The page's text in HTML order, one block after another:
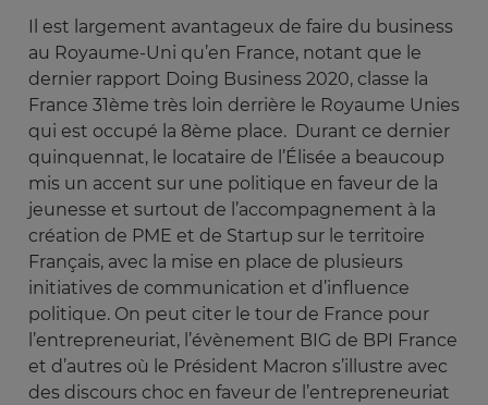
Il est largement avantageux de faire du business
au Royaume-Uni qu’en France, notant que le
dernier rapport Doing Business 2020, classe la
France 31ème très loin derrière le Royaume Unies
qui est occupé la 8ème place. Durant ce dernier
quinquennat, le locataire de l’Élisée a beaucoup
mis un accent sur une politique en faveur de la
jeunesse et surtout de l’accompagnement à la
création de PME et de Startup sur le territoire
Français, avec la mise en place de plusieurs
initiatives de communication et d’influence
politique. On peut citer le tour de France pour
l’entrepreneuriat, l’évènement BIG de BPI France
et d’autres où le Président Macron s’illustre avec
des discours choc en faveur de l’entrepreneuriat